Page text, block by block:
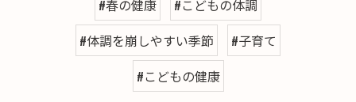
#春の健康
#こどもの体調
#体調を崩しやすい季節
#子育て
#こどもの健康